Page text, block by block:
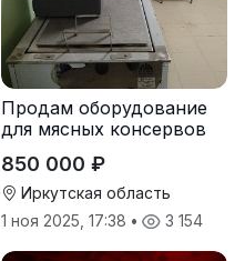
Продам оборудование
для мясных консервов
850 000 ₽
Иркутская область
1 ноя 2025, 17:38 • 3 154